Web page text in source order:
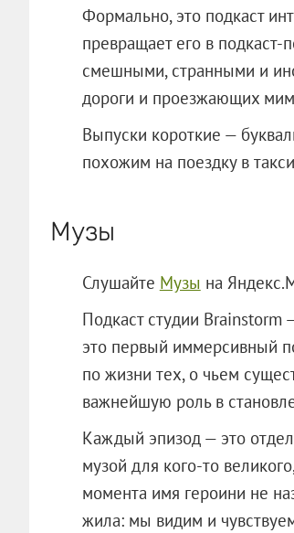
Формально, это подкаст
превращает его в подкаст-
смешными, странными и
дороги и проезжающих
Выпуски короткие —
похожим на поездку в
Музы
Слушайте Музы на
Подкаст студии
это первый иммерсивный
по жизни тех, о чьем
важнейшую роль в
Каждый эпизод — это
музой для кого-то
момента имя героини не
жила: мы видим и